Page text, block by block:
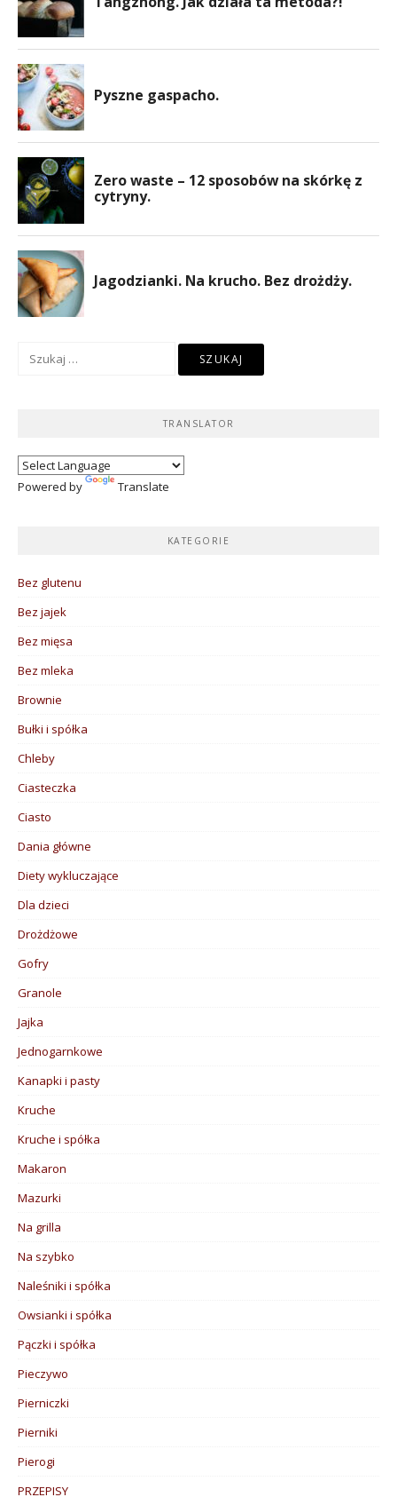
Szukaj:
TRANSLATOR
Powered by Translate
KATEGORIE
Bez glutenu
Bez jajek
Bez mięsa
Bez mleka
Brownie
Bułki i spółka
Chleby
Ciasteczka
Ciasto
Dania główne
Diety wykluczające
Dla dzieci
Drożdżowe
Gofry
Granole
Jajka
Jednogarnkowe
Kanapki i pasty
Kruche
Kruche i spółka
Makaron
Mazurki
Na grilla
Na szybko
Naleśniki i spółka
Owsianki i spółka
Pączki i spółka
Pieczywo
Pierniczki
Pierniki
Pierogi
PRZEPISY